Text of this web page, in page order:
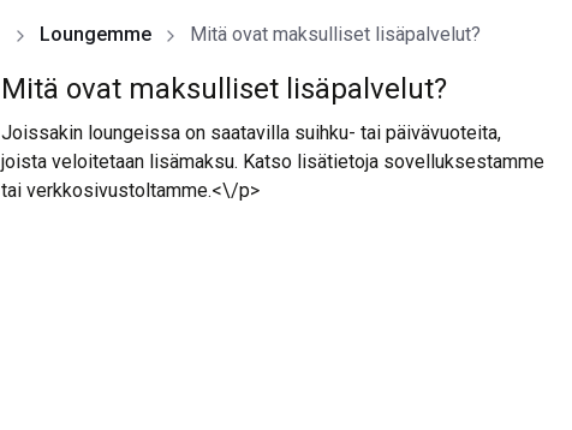
Loungemme Mitä ovat maksulliset lisäpalvelut?
Mitä ovat maksulliset lisäpalvelut?
Joissakin loungeissa on saatavilla suihku- tai päivävuoteita,
joista veloitetaan lisämaksu. Katso lisätietoja sovelluksestamme
tai verkkosivustoltamme.<\/p>